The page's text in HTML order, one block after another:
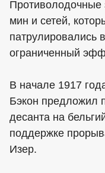
Противолодочные
мин и сетей,
патрулировались
ограниченный
В начале 1917
Бэкон предложил
десанта на
поддержке
Изер.